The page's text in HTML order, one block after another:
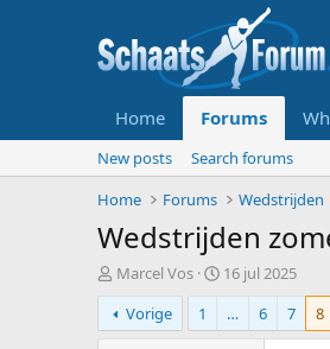
Home Forums
New posts
Search forums
Home
Forums Wedstrijden
Wedstrijden
T
o
p
i
Marcel Vos
S
t
a
r
16 jul 2025
Vorige
1 … 6 7 8